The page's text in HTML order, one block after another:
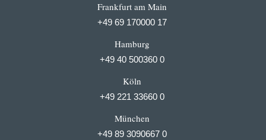
Frankfurt am Main
+49 69 170000 17
Hamburg
+49 40 500360 0
Köln
+49 221 33660 0
München
+49 89 3090667 0